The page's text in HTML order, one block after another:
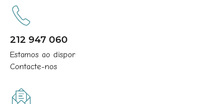
212 947 060
Estamos ao dispor
Contacte-nos